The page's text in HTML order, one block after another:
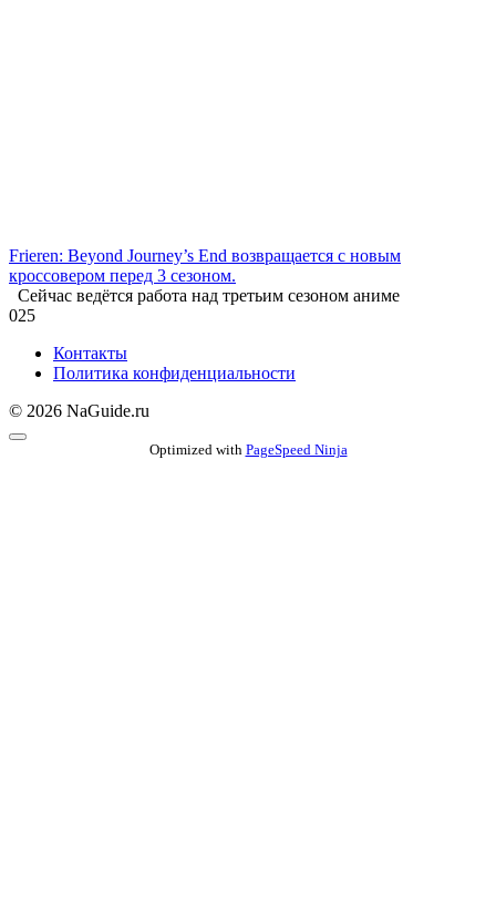
Frieren: Beyond Journey’s End возвращается с новым
кроссовером перед 3 сезоном.
Сейчас ведётся работа над третьим сезоном аниме
025
Контакты
Политика конфиденциальности
© 2026 NaGuide.ru
Optimized with PageSpeed Ninja